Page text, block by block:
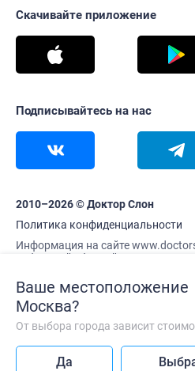
Скачивайте приложение
Подписывайтесь на нас
2010–2026 © Доктор Слон
Политика конфиденциальности
Информация на сайте
публичной офертой
Лучше без VPN
Так сайт работает быстрее
Ваше местоположение
Москва?
От выбора города зависит
Да